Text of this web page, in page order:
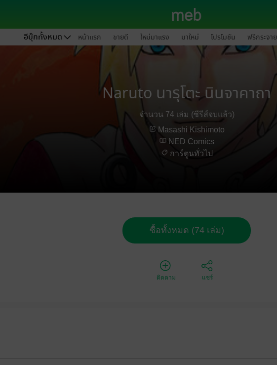
อีบุ๊กทั้งหมด หน้าแรก ขายดี ใหม่มาแรง มาใหม่ โปรโมชัน ฟรีกระจาย
Naruto นารุโตะ นินจาคาถา
จำนวน 74 เล่ม (ซีรีส์จบแล้ว)
Masashi Kishimoto
NED Comics
การ์ตูนทั่วไป
ซื้อทั้งหมด (74 เล่ม)
ติดตาม แชร์